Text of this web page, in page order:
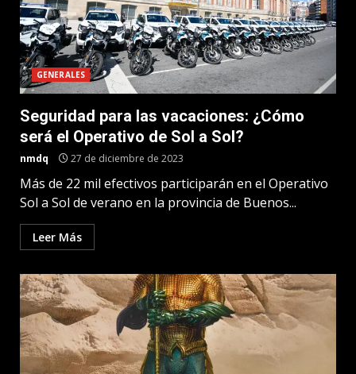
GENERALES
Seguridad para las vacaciones: ¿Cómo
será el Operativo de Sol a Sol?
nmdq 27 de diciembre de 2023
Más de 22 mil efectivos participarán en el Operativo
Sol a Sol de verano en la provincia de Buenos...
Leer Más